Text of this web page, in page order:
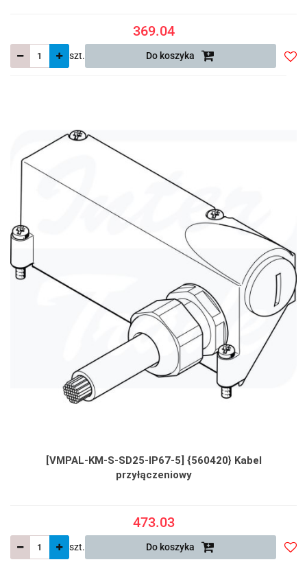
369.04
szt. Do koszyka
[VMPAL-KM-S-SD25-IP67-5] {560420} Kabel
przyłączeniowy
473.03
szt. Do koszyka